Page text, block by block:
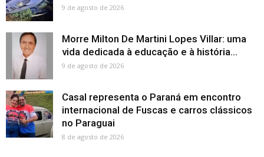
9 de agosto de 2026
Morre Milton De Martini Lopes Villar: uma
vida dedicada à educação e à história...
9 de agosto de 2026
Casal representa o Paraná em encontro
internacional de Fuscas e carros clássicos
no Paraguai
8 de agosto de 2026